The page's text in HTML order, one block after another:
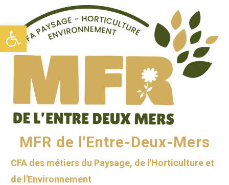
Ouvrir la barre d’outils
MFR de l'Entre-Deux-Mers
CFA des métiers du Paysage, de l'Horticulture et
de l'Environnement